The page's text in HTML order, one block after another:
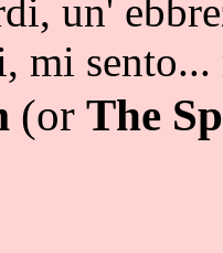
un'
mi
(or The